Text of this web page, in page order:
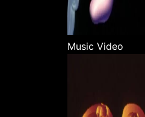
Music Video